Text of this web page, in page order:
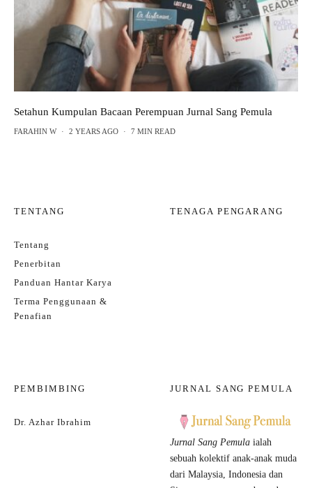
Setahun Kumpulan Bacaan Perempuan Jurnal Sang Pemula
FARAHIN W · 2 YEARS AGO · 7 MIN READ
TENTANG
Tentang
Penerbitan
Panduan Hantar Karya
Terma Penggunaan &
Penafian
TENAGA PENGARANG
PEMBIMBING
Dr. Azhar Ibrahim
JURNAL SANG PEMULA
Jurnal Sang Pemula ialah
sebuah kolektif anak-anak muda
dari Malaysia, Indonesia dan